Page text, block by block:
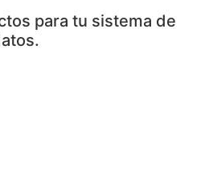
para tu sistema de